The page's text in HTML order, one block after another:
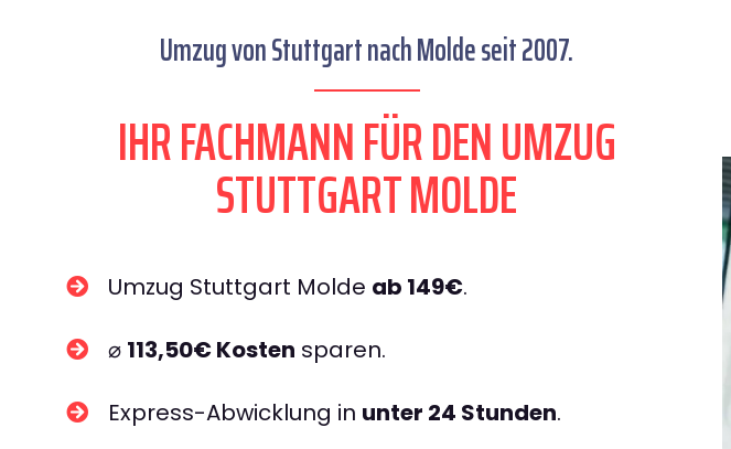
Umzug von Stuttgart nach Molde seit 2007.
IHR FACHMANN FÜR DEN UMZUG
STUTTGART MOLDE
Umzug Stuttgart Molde ab 149€.
⌀ 113,50€ Kosten sparen.
Express-Abwicklung in unter 24 Stunden.